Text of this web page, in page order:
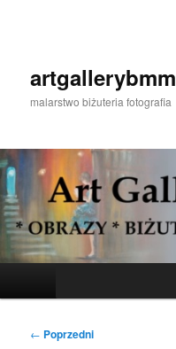
artgallerybmm
malarstwo biżuteria fotografia
Nawigacja
← Poprzedni